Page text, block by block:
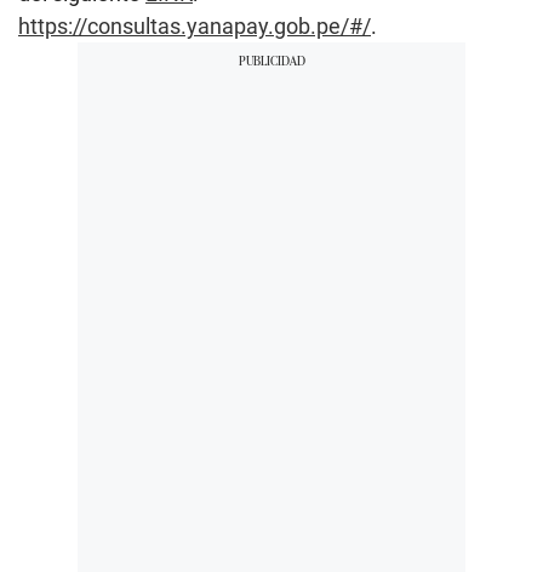
https://consultas.yanapay.gob.pe/#/.